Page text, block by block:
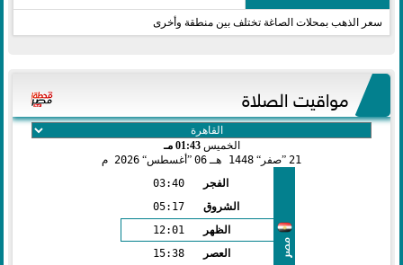
سعر الذهب بمحلات الصاغة تختلف بين منطقة وأخرى
مواقيت الصلاة
الخميس01:43 مـ
21 صفر 1448 هـ 06 أغسطس 2026 م
مصر
الفجر
03:40
الشروق
05:17
الظهر
12:01
العصر
15:38